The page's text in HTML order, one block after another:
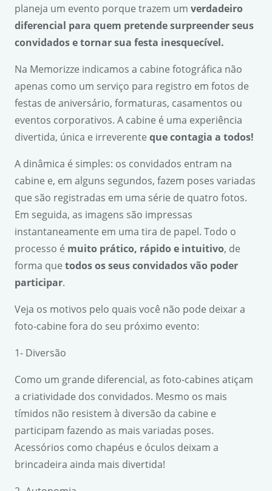
planeja um evento porque trazem um verdadeiro
diferencial para quem pretende surpreender seus
convidados e tornar sua festa inesquecível.
Na Memorizze indicamos a cabine fotográfica não
apenas como um serviço para registro em fotos de
festas de aniversário, formaturas, casamentos ou
eventos corporativos. A cabine é uma experiência
divertida, única e irreverente que contagia a todos!
A dinâmica é simples: os convidados entram na
cabine e, em alguns segundos, fazem poses variadas
que são registradas em uma série de quatro fotos.
Em seguida, as imagens são impressas
instantaneamente em uma tira de papel. Todo o
processo é muito prático, rápido e intuitivo, de
forma que todos os seus convidados vão poder
participar.
Veja os motivos pelo quais você não pode deixar a
foto-cabine fora do seu próximo evento:
1- Diversão
Como um grande diferencial, as foto-cabines atiçam
a criatividade dos convidados. Mesmo os mais
tímidos não resistem à diversão da cabine e
participam fazendo as mais variadas poses.
Acessórios como chapéus e óculos deixam a
brincadeira ainda mais divertida!